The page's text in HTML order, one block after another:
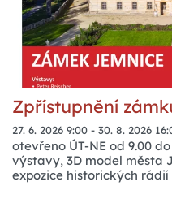
27. 6. 2026 9:00 - 30. 8. 2026
Zpřístupnění
otevřeno ÚT-NE od 9.00
výstavy, 3D model města
expozice historických rádií